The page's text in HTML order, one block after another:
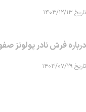
تاریخ ۱۴۰۳/۱۲/۱۳
درباره فرش نادر پولونز
تاریخ ۱۴۰۳/۰۷/۲۹